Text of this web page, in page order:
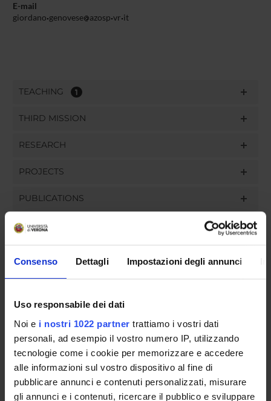
Consenso Dettagli Impostazioni degli annunci
Uso responsabile dei dati
Noi e i nostri 1022 partner trattiamo i vostri dati
personali, ad esempio il vostro numero IP, utilizzando
tecnologie come i cookie per memorizzare e accedere
alle informazioni sul vostro dispositivo al fine di
pubblicare annunci e contenuti personalizzati, misurare
gli annunci e i contenuti, ricercare il pubblico e sviluppare
E-mail
giordano genovese azosp vr it
TEACHING 1
THIRD MISSION
RESEARCH
PROJECTS
PUBLICATIONS
ASSIGNMENTS
COMMITTEES
DEPARTMENT ADMINISTRATION OFFICES
STUDENT ADMINISTRATION OFFICES